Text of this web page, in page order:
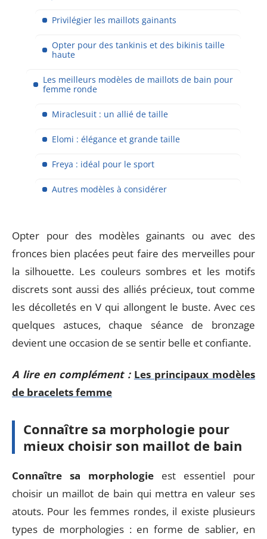
Privilégier les maillots gainants
Opter pour des tankinis et des bikinis taille
haute
Les meilleurs modèles de maillots de bain pour
femme ronde
Miraclesuit : un allié de taille
Elomi : élégance et grande taille
Freya : idéal pour le sport
Autres modèles à considérer
Opter pour des modèles gainants ou avec des
fronces bien placées peut faire des merveilles pour
la silhouette. Les couleurs sombres et les motifs
discrets sont aussi des alliés précieux, tout comme
les décolletés en V qui allongent le buste. Avec ces
quelques astuces, chaque séance de bronzage
devient une occasion de se sentir belle et confiante.
A lire en complément : Les principaux modèles
de bracelets femme
Connaître sa morphologie pour
mieux choisir son maillot de bain
Connaître sa morphologie est essentiel pour
choisir un maillot de bain qui mettra en valeur ses
atouts. Pour les femmes rondes, il existe plusieurs
types de morphologies : en forme de sablier, en